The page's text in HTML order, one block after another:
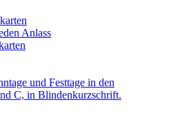
Anlass
und Festtage in den
C, in Blindenkurzschrift.